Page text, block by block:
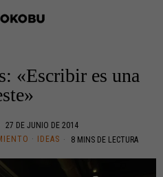
«Escribir es una
27 DE JUNIO DE 2014
· IDEAS 8 MINS DE LECTURA